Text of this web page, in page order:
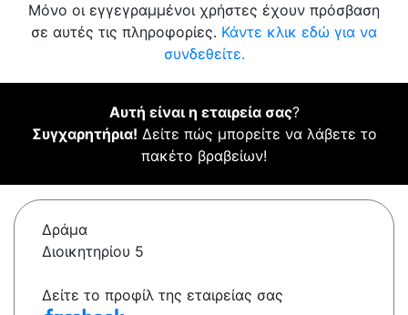
Μόνο οι εγγεγραμμένοι χρήστες έχουν πρόσβαση
σε αυτές τις πληροφορίες. Κάντε κλικ εδώ για να
συνδεθείτε.
Αυτή είναι η εταιρεία σας?
Συγχαρητήρια! Δείτε πώς μπορείτε να λάβετε το
πακέτο βραβείων!
Δράμα
Διοικητηρίου 5
Δείτε το προφίλ της εταιρείας σας